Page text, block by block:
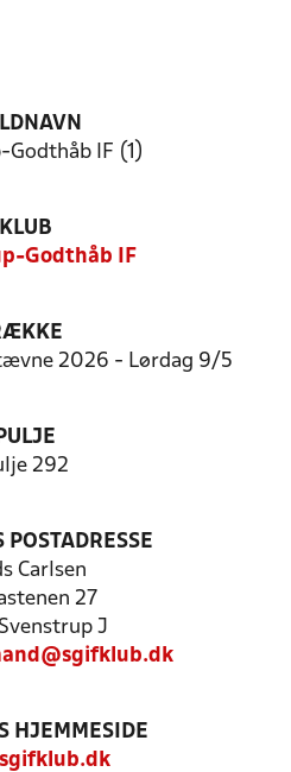
Godthåb IF (1)
KLUB
Godthåb IF
2026 - Lørdag 9/5
PULJE
292
POSTADRESSE
Carlsen
27
J
HJEMMESIDE